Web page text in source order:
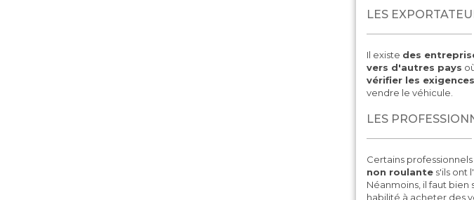
LES
Il existe des
vers d'autres pays
vérifier les
vendre le véhicule.
LES
Certains
non roulantes'ils ont
Néanmoins, il faut bien
habilité à acheter des